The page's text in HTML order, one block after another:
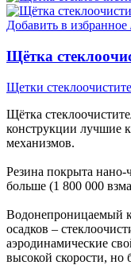
Добавить в
Щётка
Щетки
Щётка
конструкции лучшие
механизмов.
Резина покрыта нано-
больше (1 800 000
Водонепроницаемый
осадков –
аэродинамические
высокой скорости, но